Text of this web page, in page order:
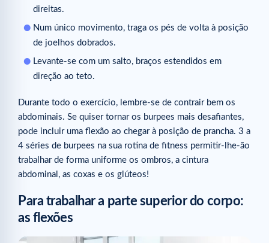
direitas.
Num único movimento, traga os pés de volta à posição
de joelhos dobrados.
Levante-se com um salto, braços estendidos em
direção ao teto.
Durante todo o exercício, lembre-se de contrair bem os
abdominais. Se quiser tornar os burpees mais desafiantes,
pode incluir uma flexão ao chegar à posição de prancha. 3 a
4 séries de burpees na sua rotina de fitness permitir-lhe-ão
trabalhar de forma uniforme os ombros, a cintura
abdominal, as coxas e os glúteos!
Para trabalhar a parte superior do corpo:
as flexões